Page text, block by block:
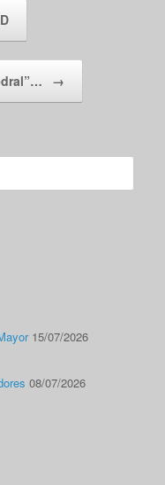
→
15/07/2026
08/07/2026